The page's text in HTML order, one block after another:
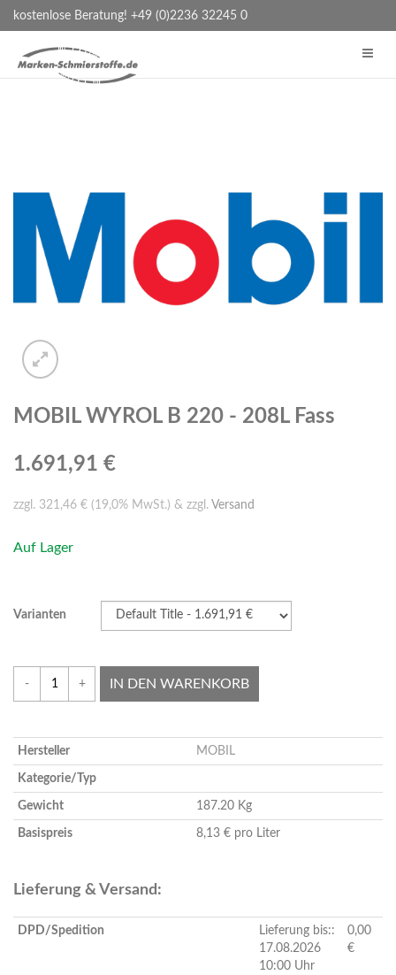
kostenlose Beratung! +49 (0)2236 32245 0
MOBIL WYROL B 220 - 208L Fass
1.691,91 €
zzgl. 321,46 € (19,0% MwSt.) & zzgl. Versand
Auf Lager
Varianten
- + IN DEN WARENKORB
Hersteller MOBIL
Kategorie/Typ
Gewicht 187.20 Kg
Basispreis 8,13 € pro Liter
Lieferung & Versand:
DPD/Spedition
Lieferung bis::
17.08.2026
10:00 Uhr
0,00
€